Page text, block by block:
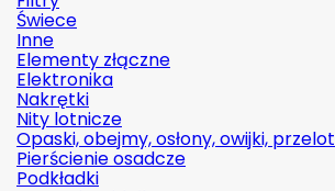
Świece
Inne
Elementy złączne
Elektronika
Nakrętki
Nity lotnicze
Opaski, obejmy, osłony, owijki,
Pierścienie osadcze
Podkładki